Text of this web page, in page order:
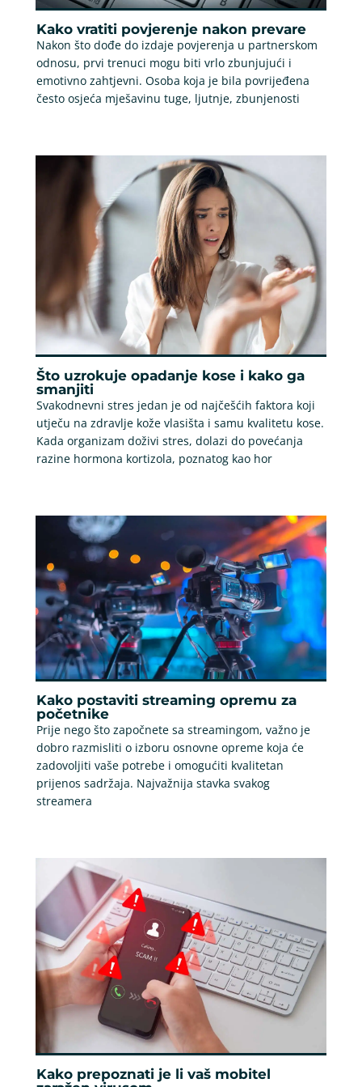
Kako vratiti povjerenje nakon prevare
Nakon što dođe do izdaje povjerenja u partnerskom
odnosu, prvi trenuci mogu biti vrlo zbunjujući i
emotivno zahtjevni. Osoba koja je bila povrijeđena
često osjeća mješavinu tuge, ljutnje, zbunjenosti
Što uzrokuje opadanje kose i kako ga
smanjiti
Svakodnevni stres jedan je od najčešćih faktora koji
utječu na zdravlje kože vlasišta i samu kvalitetu kose.
Kada organizam doživi stres, dolazi do povećanja
razine hormona kortizola, poznatog kao hor
Kako postaviti streaming opremu za
početnike
Prije nego što započnete sa streamingom, važno je
dobro razmisliti o izboru osnovne opreme koja će
zadovoljiti vaše potrebe i omogućiti kvalitetan
prijenos sadržaja. Najvažnija stavka svakog
streamera
Kako prepoznati je li vaš mobitel